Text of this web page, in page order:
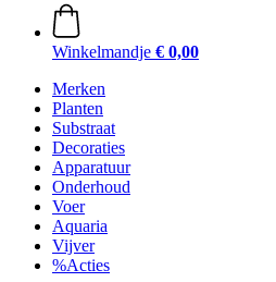
Winkelmandje € 0,00
Merken
Planten
Substraat
Decoraties
Apparatuur
Onderhoud
Voer
Aquaria
Vijver
%Acties